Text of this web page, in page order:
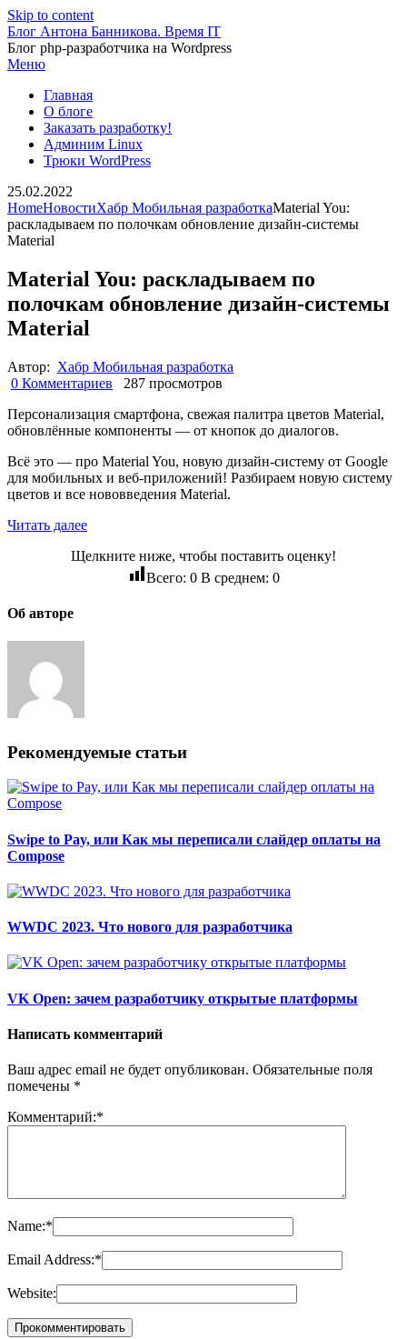
Skip to content
Блог Антона Банникова. Время IT
Блог php-разработчика на Wordpress
Меню
Главная
О блоге
Заказать разработку!
Админим Linux
Трюки WordPress
25.02.2022
HomeНовостиХабр Мобильная разработкаMaterial You:
раскладываем по полочкам обновление дизайн-системы
Material
Material You: раскладываем по
полочкам обновление дизайн-системы
Material
Автор: Хабр Мобильная разработка
0 Комментариев
287 просмотров
Персонализация смартфона, свежая палитра цветов Material,
обновлённые компоненты — от кнопок до диалогов.
Всё это — про Material You, новую дизайн-систему от Google
для мобильных и веб-приложений! Разбираем новую систему
цветов и все нововведения Material.
Читать далее
Щелкните ниже, чтобы поставить оценку!
Всего: 0В среднем: 0
Об авторе
Рекомендуемые статьи
Swipe to Pay, или Как мы переписали слайдер оплаты на
Compose
WWDC 2023. Что нового для разработчика
VK Open: зачем разработчику открытые платформы
Написать комментарий
Ваш адрес email не будет опубликован. Обязательные поля
помечены *
Комментарий:*
Name:*
Email Address:*
Website: